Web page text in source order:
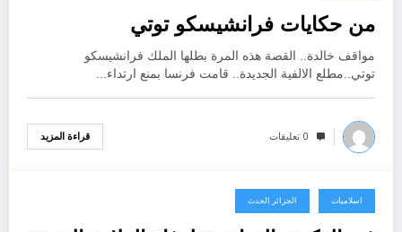
من حكايات فرانشيسكو توتي
مواقف خالدة.. القصة هذه المرة بطلها الملك فرانشيسكو
توتي..مطلع الالفية الجديدة.. قامت فرنسا بمنع ارتداء…
0 تعليقات قراءة المزيد
ديسمبر 30, 2025
اسلاميات الجزائر الحدث